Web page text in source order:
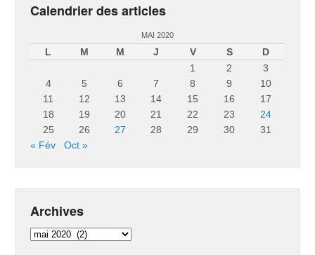
Calendrier des articles
MAI 2020
L M M J V S
D
1
2
3
4
5 6 7 8 9
10
11
12 13 14 15 16
17
18
19 20 21 22 23
24
25
26 27 28 29 30
31
« Fév
Oct »
Archives
Archives